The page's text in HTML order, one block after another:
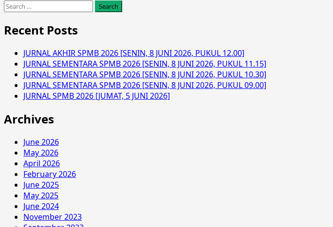
Search
Recent Posts
JURNAL AKHIR SPMB 2026 [SENIN, 8 JUNI 2026, PUKUL 12.00]
JURNAL SEMENTARA SPMB 2026 [SENIN, 8 JUNI 2026, PUKUL 11.15]
JURNAL SEMENTARA SPMB 2026 [SENIN, 8 JUNI 2026, PUKUL 10.30]
JURNAL SEMENTARA SPMB 2026 [SENIN, 8 JUNI 2026, PUKUL 09.00]
JURNAL SPMB 2026 [JUMAT, 5 JUNI 2026]
Archives
June 2026
May 2026
April 2026
February 2026
June 2025
May 2025
June 2024
November 2023